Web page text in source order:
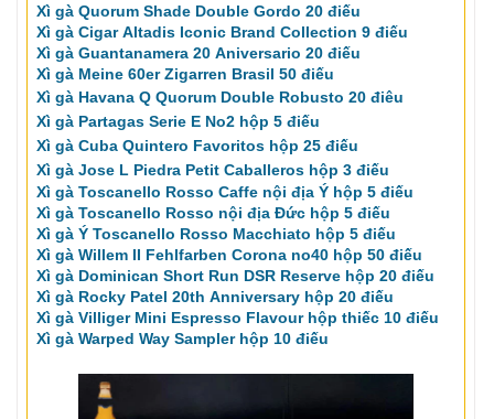
Xì gà Quorum Shade Double Gordo 20 điếu
Xì gà Cigar Altadis Iconic Brand Collection 9 điếu
Xì gà Guantanamera 20 Aniversario 20 điếu
Xì gà Meine 60er Zigarren Brasil 50 điếu
Xì gà Havana Q Quorum Double Robusto 20 điêu
Xì gà Partagas Serie E No2 hộp 5 điếu
Xì gà Cuba Quintero Favoritos hộp 25 điếu
Xì gà Jose L Piedra Petit Caballeros hộp 3 điếu
Xì gà Toscanello Rosso Caffe nội địa Ý hộp 5 điếu
Xì gà Toscanello Rosso nội địa Đức hộp 5 điếu
Xì gà Ý Toscanello Rosso Macchiato hộp 5 điếu
Xì gà Willem II Fehlfarben Corona no40 hộp 50 điếu
Xì gà Dominican Short Run DSR Reserve hộp 20 điếu
Xì gà Rocky Patel 20th Anniversary hộp 20 điếu
Xì gà Villiger Mini Espresso Flavour hộp thiếc 10 điếu
Xì gà Warped Way Sampler hộp 10 điếu